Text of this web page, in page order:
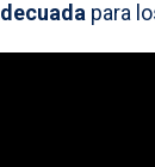
para